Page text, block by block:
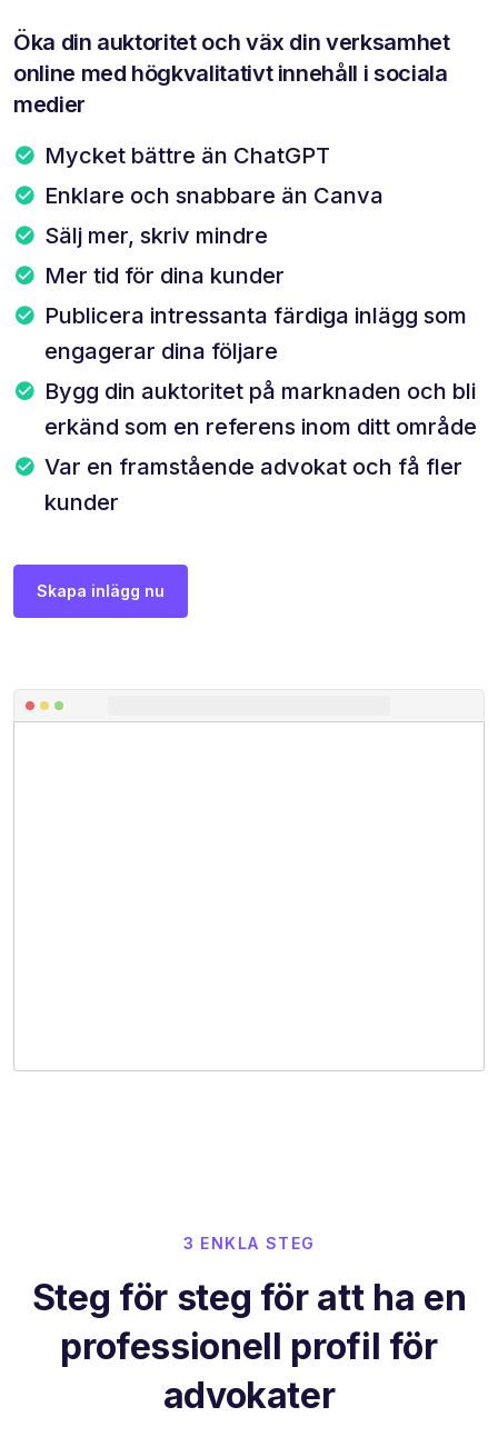
Öka din auktoritet och väx din verksamhet
online med högkvalitativt innehåll i sociala
medier
Mycket bättre än ChatGPT
Enklare och snabbare än Canva
Sälj mer, skriv mindre
Mer tid för dina kunder
Publicera intressanta färdiga inlägg som
engagerar dina följare
Bygg din auktoritet på marknaden och bli
erkänd som en referens inom ditt område
Var en framstående advokat och få fler
kunder
Skapa inlägg nu
3 ENKLA STEG
Steg för steg för att ha en
professionell profil för
advokater